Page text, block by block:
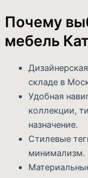
Почему
мебель
складе в
Удобная
коллекции,
назначение.
Стилевые
минимализм.